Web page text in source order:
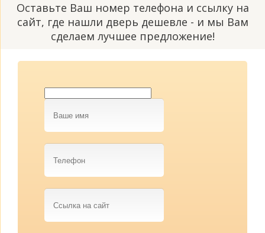
Оставьте Ваш номер телефона и ссылку на
сайт, где нашли дверь дешевле - и мы Вам
сделаем лучшее предложение!
Ваше
имя
Телефон
Ссылка
на
сайт